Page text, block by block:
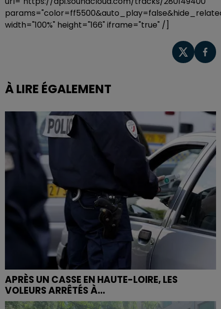
width="100%" height="166" iframe="true" /]
À LIRE ÉGALEMENT
APRÈS UN CASSE EN HAUTE-LOIRE, LES
VOLEURS ARRÊTÉS À...